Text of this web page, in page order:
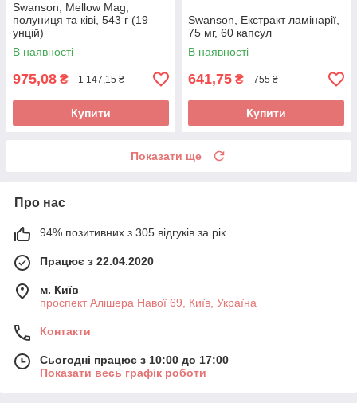
Swanson, Mellow Mag,
полуниця та ківі, 543 г (19
унцій)
В наявності
975,08 ₴ 1 147,15 ₴
Купити
Swanson, Екстракт ламінарії,
75 мг, 60 капсул
В наявності
641,75 ₴ 755 ₴
Купити
Показати ще
Про нас
94% позитивних з 305 відгуків за рік
Працює з 22.04.2020
м. Київ
проспект Алішера Навої 69, Київ, Україна
Контакти
Сьогодні працює з 10:00 до 17:00
Показати весь графік роботи